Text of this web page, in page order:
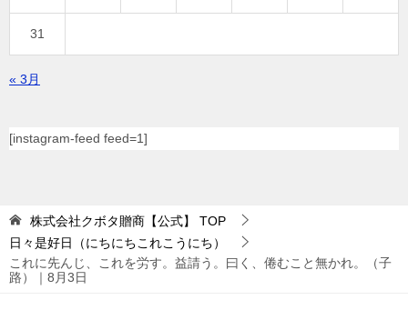
31
« 3月
[instagram-feed feed=1]
株式会社クボタ贈商【公式】
TOP
日々是好日（にちにちこれこうにち）
これに先んじ、これを労す。益請う。曰く、倦むこと無かれ。（子
路）｜8月3日